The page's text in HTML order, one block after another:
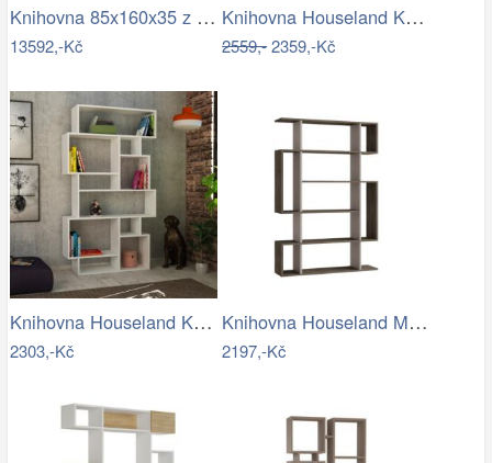
Knihovna 85x160x35 z masivu mango
13592,-Kč
Knihovna Houseland KARMATO dub přírodní
2559,-2359,-Kč
Knihovna Houseland KARMATO bílá
2303,-Kč
Knihovna Houseland Mito tmavě hnědá…
2197,-Kč